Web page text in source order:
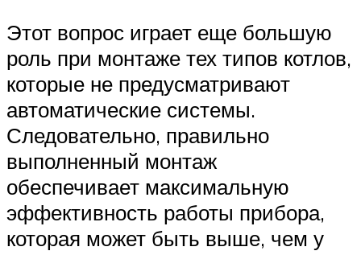
Этот вопрос играет еще большую
роль при монтаже тех типов котлов,
которые не предусматривают
автоматические системы.
Следовательно, правильно
выполненный монтаж
обеспечивает максимальную
эффективность работы прибора,
которая может быть выше, чем у